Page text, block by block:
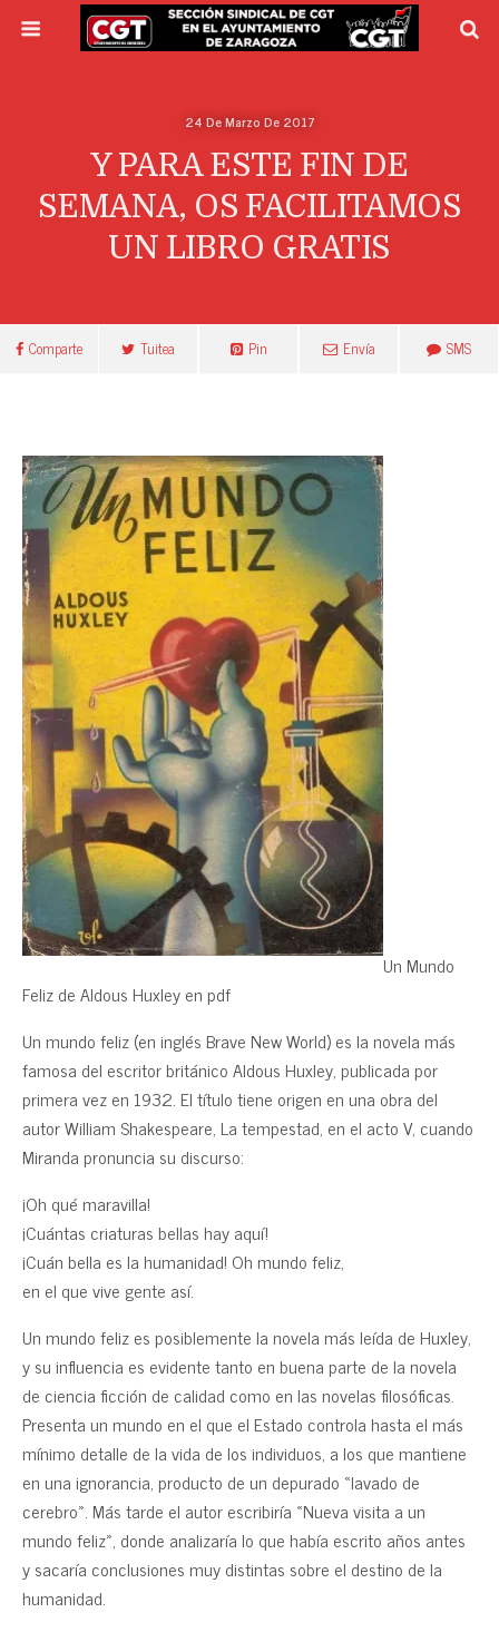
24 De Marzo De 2017
Y PARA ESTE FIN DE
SEMANA, OS FACILITAMOS
UN LIBRO GRATIS
Comparte Tuitea Pin Envía SMS
Un Mundo
Feliz de Aldous Huxley en pdf
Un mundo feliz (en inglés Brave New World) es la novela más
famosa del escritor británico Aldous Huxley, publicada por
primera vez en 1932. El título tiene origen en una obra del
autor William Shakespeare, La tempestad, en el acto V, cuando
Miranda pronuncia su discurso:
¡Oh qué maravilla!
¡Cuántas criaturas bellas hay aquí!
¡Cuán bella es la humanidad! Oh mundo feliz,
en el que vive gente así.
Un mundo feliz es posiblemente la novela más leída de Huxley,
y su influencia es evidente tanto en buena parte de la novela
de ciencia ficción de calidad como en las novelas filosóficas.
Presenta un mundo en el que el Estado controla hasta el más
mínimo detalle de la vida de los individuos, a los que mantiene
en una ignorancia, producto de un depurado «lavado de
cerebro». Más tarde el autor escribiría «Nueva visita a un
mundo feliz», donde analizaría lo que había escrito años antes
y sacaría conclusiones muy distintas sobre el destino de la
humanidad.